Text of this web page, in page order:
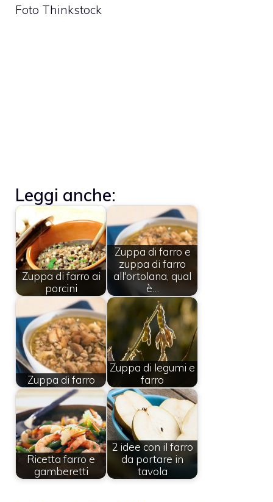
Foto Thinkstock
Leggi anche:
Zuppa di farro ai
porcini
Zuppa di farro e
zuppa di farro
all'ortolana, qual
è…
Zuppa di farro
Zuppa di legumi e
farro
Ricetta farro e
gamberetti
2 idee con il farro
da portare in
tavola